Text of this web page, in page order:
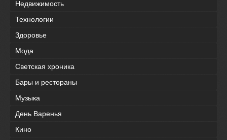
Недвижимость
Технологии
Здоровье
Мода
Светская хроника
Бары и рестораны
Музыка
День Варенья
Кино